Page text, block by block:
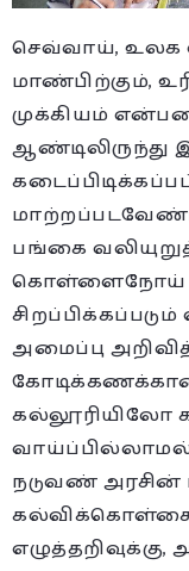
செவ்வாய், உலக
மாண்பிற்கும்,
முக்கியம்
பங்கை
கொள்ளைநோய்
அமைப்பு
கல்லூரியிலோ
நடுவண் அரசின்